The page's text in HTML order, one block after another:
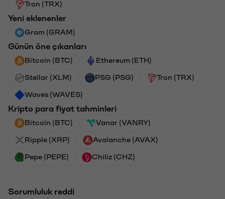
Tron (TRX)
Yeni eklenenler
Gram (GRAM)
Günün öne çıkanları
Bitcoin (BTC) Ethereum (ETH)
Stellar (XLM) PSG (PSG) Tron (TRX)
Waves (WAVES)
Kripto para fiyat tahminleri
Bitcoin (BTC) Vanar (VANRY)
Ripple (XRP) Avalanche (AVAX)
Pepe (PEPE) Chiliz (CHZ)
Sorumluluk reddi